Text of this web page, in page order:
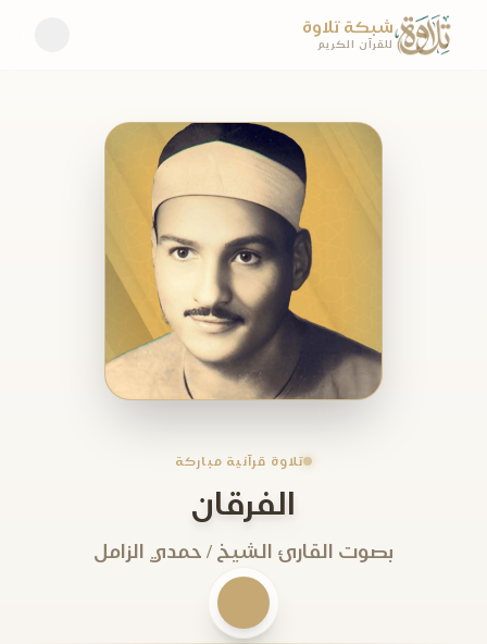
شبكة تلاوة
للقرآن الكريم
تلاوة قرآنية مباركة
الفرقان
بصوت القارئ الشيخ / حمدي الزامل